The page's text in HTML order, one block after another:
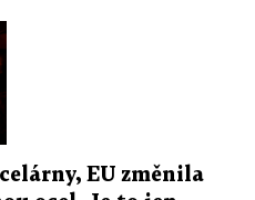
EU změnila